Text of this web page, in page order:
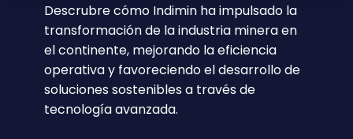
Descrubre cómo Indimin ha impulsado la
transformación de la industria minera en
el continente, mejorando la eficiencia
operativa y favoreciendo el desarrollo de
soluciones sostenibles a través de
tecnología avanzada.